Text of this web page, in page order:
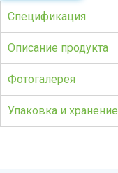
Спецификация
Описание продукта
Фотогалерея
Упаковка и хранение